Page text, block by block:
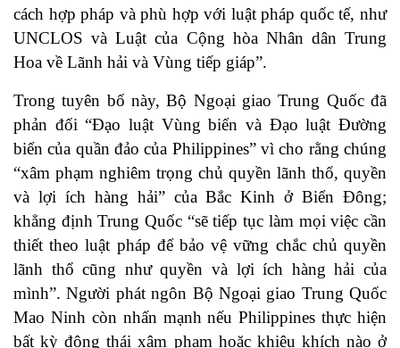
cách hợp pháp và phù hợp với luật pháp quốc tế, như
UNCLOS và Luật của Cộng hòa Nhân dân Trung
Hoa về Lãnh hải và Vùng tiếp giáp”.
Trong tuyên bố này, Bộ Ngoại giao Trung Quốc đã
phản đối “Đạo luật Vùng biển và Đạo luật Đường
biển của quần đảo của Philippines” vì cho rằng chúng
“xâm phạm nghiêm trọng chủ quyền lãnh thổ, quyền
và lợi ích hàng hải” của Bắc Kinh ở Biển Đông;
khẳng định Trung Quốc “sẽ tiếp tục làm mọi việc cần
thiết theo luật pháp để bảo vệ vững chắc chủ quyền
lãnh thổ cũng như quyền và lợi ích hàng hải của
mình”. Người phát ngôn Bộ Ngoại giao Trung Quốc
Mao Ninh còn nhấn mạnh nếu Philippines thực hiện
bất kỳ động thái xâm phạm hoặc khiêu khích nào ở